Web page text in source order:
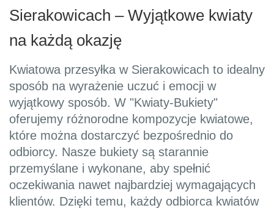
Sierakowicach – Wyjątkowe kwiaty
na każdą okazję
Kwiatowa przesyłka w Sierakowicach to idealny
sposób na wyrażenie uczuć i emocji w
wyjątkowy sposób. W "Kwiaty-Bukiety"
oferujemy różnorodne kompozycje kwiatowe,
które można dostarczyć bezpośrednio do
odbiorcy. Nasze bukiety są starannie
przemyślane i wykonane, aby spełnić
oczekiwania nawet najbardziej wymagających
klientów. Dzięki temu, każdy odbiorca kwiatów